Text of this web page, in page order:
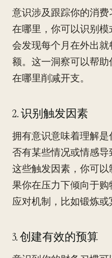
意识涉及跟踪你的消
在哪里，你可以识别
会发现每个月在外出
额。这一洞察可以帮
在哪里削减开支。
2. 识别触发因素
拥有意识意味着理解
否有某些情况或情感
这些触发因素，你可
果你在压力下倾向于
应对机制，比如锻炼或
3. 创建有效的预算